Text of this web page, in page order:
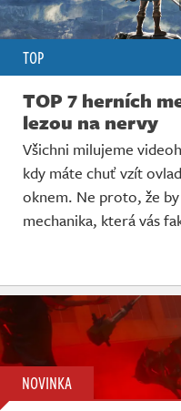
TOP
TOP 7 herních
lezou na nervy
Všichni milujeme
kdy máte chuť vzít
oknem. Ne proto, že
mechanika, která vás
NOVINKA